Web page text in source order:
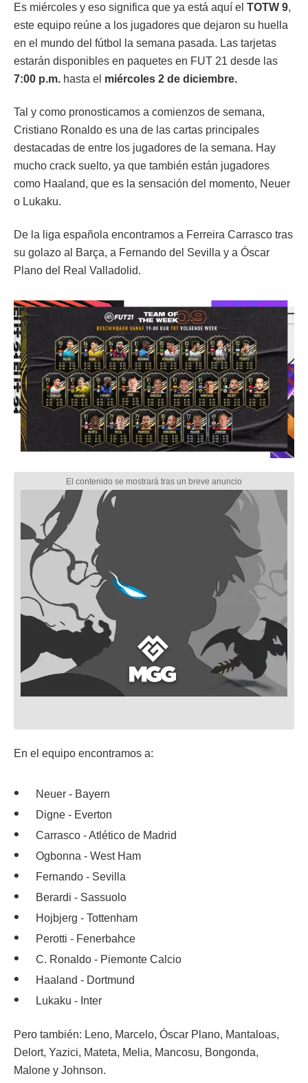
Es miércoles y eso significa que ya está aquí el TOTW 9,
este equipo reúne a los jugadores que dejaron su huella
en el mundo del fútbol la semana pasada. Las tarjetas
estarán disponibles en paquetes en FUT 21 desde las
7:00 p.m. hasta el miércoles 2 de diciembre.
Tal y como pronosticamos a comienzos de semana,
Cristiano Ronaldo es una de las cartas principales
destacadas de entre los jugadores de la semana. Hay
mucho crack suelto, ya que también están jugadores
como Haaland, que es la sensación del momento, Neuer
o Lukaku.
De la liga española encontramos a Ferreira Carrasco tras
su golazo al Barça, a Fernando del Sevilla y a Óscar
Plano del Real Valladolid.
En el equipo encontramos a:
Neuer - Bayern
Digne - Everton
Carrasco - Atlético de Madrid
Ogbonna - West Ham
Fernando - Sevilla
Berardi - Sassuolo
Hojbjerg - Tottenham
Perotti - Fenerbahce
C. Ronaldo - Piemonte Calcio
Haaland - Dortmund
Lukaku - Inter
Pero también: Leno, Marcelo, Óscar Plano, Mantaloas,
Delort, Yazici, Mateta, Melia, Mancosu, Bongonda,
Malone y Johnson.